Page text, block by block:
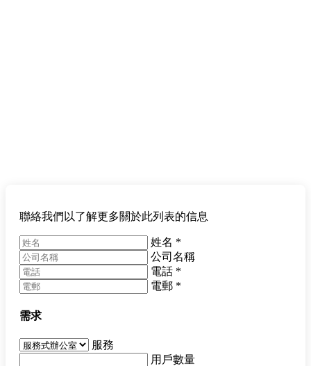
聯絡我們以了解更多關於此列表的信息
姓名 *
公司名稱
電話 *
電郵 *
需求
服務
用戶數量